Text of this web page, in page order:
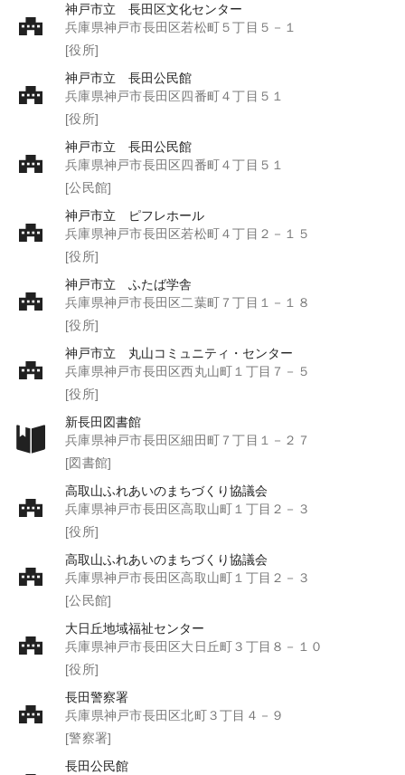
神戸市立 長田区文化センター
兵庫県神戸市長田区若松町５丁目５－１
[役所]
神戸市立 長田公民館
兵庫県神戸市長田区四番町４丁目５１
[役所]
神戸市立 長田公民館
兵庫県神戸市長田区四番町４丁目５１
[公民館]
神戸市立 ピフレホール
兵庫県神戸市長田区若松町４丁目２－１５
[役所]
神戸市立 ふたば学舎
兵庫県神戸市長田区二葉町７丁目１－１８
[役所]
神戸市立 丸山コミュニティ・センター
兵庫県神戸市長田区西丸山町１丁目７－５
[役所]
新長田図書館
兵庫県神戸市長田区細田町７丁目１－２７
[図書館]
高取山ふれあいのまちづくり協議会
兵庫県神戸市長田区高取山町１丁目２－３
[役所]
高取山ふれあいのまちづくり協議会
兵庫県神戸市長田区高取山町１丁目２－３
[公民館]
大日丘地域福祉センター
兵庫県神戸市長田区大日丘町３丁目８－１０
[役所]
長田警察署
兵庫県神戸市長田区北町３丁目４－９
[警察署]
長田公民館